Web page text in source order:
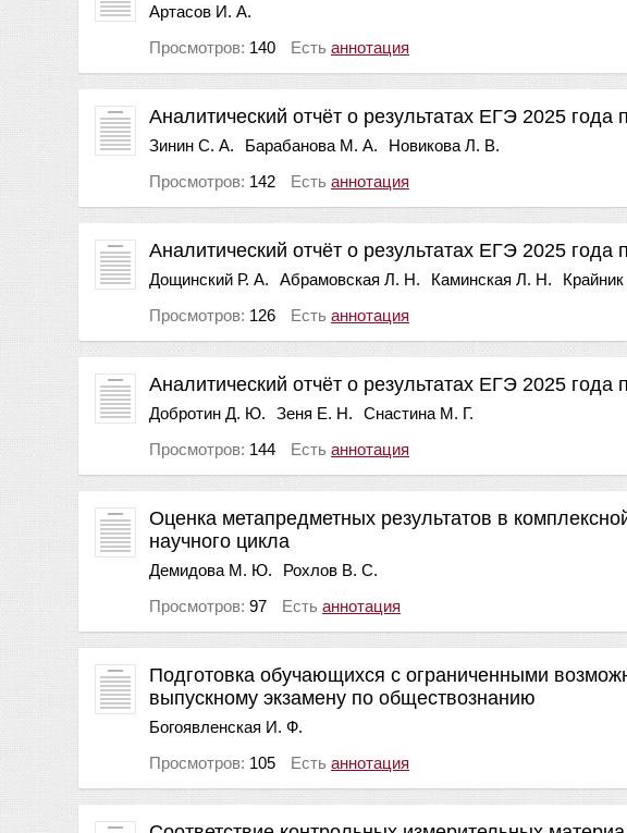
Артасов И. А.
Просмотров: 140 Есть аннотация
Аналитический отчёт о результатах ЕГЭ 2025 года
Зинин С. А. Барабанова М. А.
Новикова Л. В.
Просмотров: 142 Есть аннотация
Аналитический отчёт о результатах ЕГЭ 2025 года
Дощинский Р. А. Абрамовская Л. Н. Каминская Л. Н.
Просмотров: 126 Есть аннотация
Аналитический отчёт о результатах ЕГЭ 2025 года
Добротин Д. Ю. Зеня Е. Н.
Снастина М. Г.
Просмотров: 144 Есть аннотация
Оценка метапредметных результатов в
научного цикла
Демидова М. Ю.
Рохлов В. С.
Просмотров: 97 Есть аннотация
Подготовка обучающихся с ограниченными
выпускному экзамену по обществознанию
Богоявленская И. Ф.
Просмотров: 105 Есть аннотация